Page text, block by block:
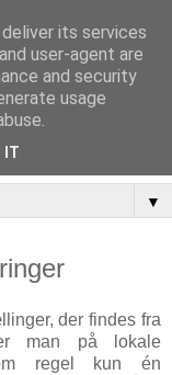
▼
der findes fra
man på lokale
regel kun én
its services
user-agent are
and security
usage
IT